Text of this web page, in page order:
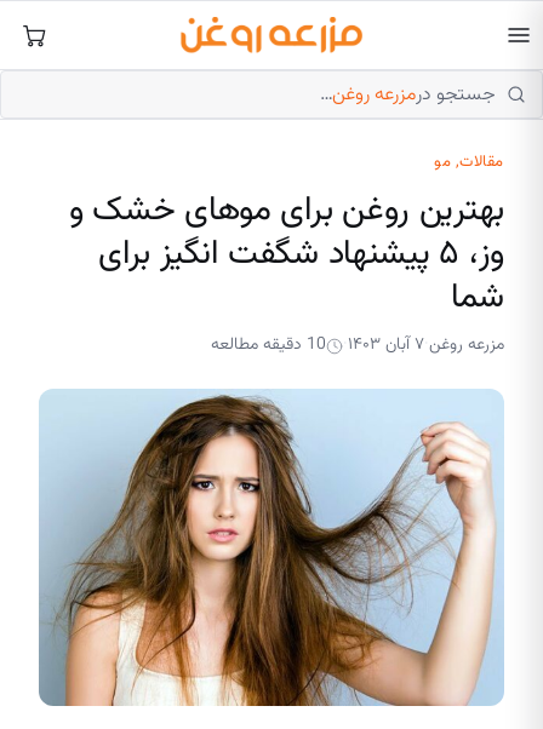
به
محتوا جستجو درمزرعه روغن…
مقالات, مو
بهترین روغن برای موهای خشک و
وز، ۵ پیشنهاد شگفت انگیز برای
شما
مزرعه روغن۷ آبان ۱۴۰۳ 10 دقیقه مطالعه